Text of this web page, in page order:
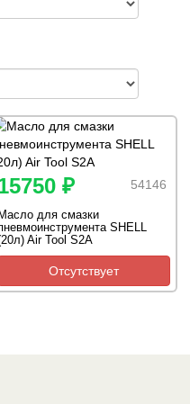
54146
₽
Масло для смазки
SHELL
Air Tool S2A
Отсутствует